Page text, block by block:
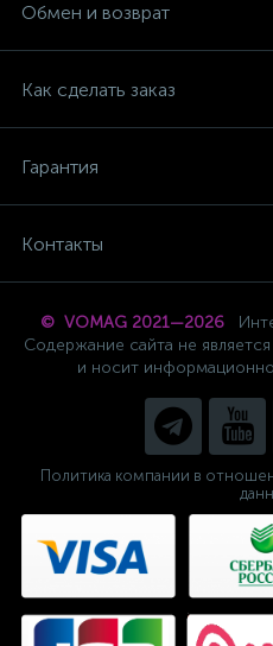
Обмен и возврат
Как сделать заказ
Гарантия
Контакты
© VOMAG 2021—2026
Содержание сайта не
и носит
Политика компании в